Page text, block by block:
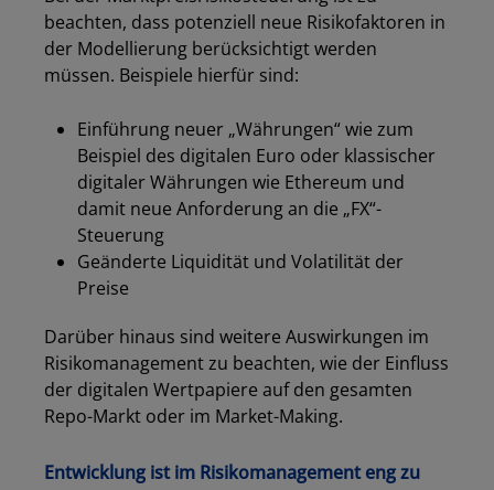
beachten, dass potenziell neue Risikofaktoren in
der Modellierung berücksichtigt werden
müssen. Beispiele hierfür sind:
Einführung neuer „Währungen“ wie zum
Beispiel des digitalen Euro oder klassischer
digitaler Währungen wie Ethereum und
damit neue Anforderung an die „FX“-
Steuerung
Geänderte Liquidität und Volatilität der
Preise
Darüber hinaus sind weitere Auswirkungen im
Risikomanagement zu beachten, wie der Einfluss
der digitalen Wertpapiere auf den gesamten
Repo-Markt oder im Market-Making.
Entwicklung ist im Risikomanagement eng zu